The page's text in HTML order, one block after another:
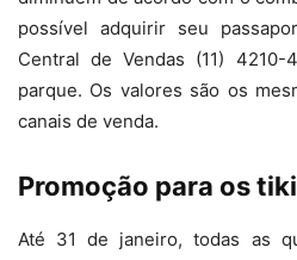
possível adquirir seu
Central de Vendas (11)
parque. Os valores são os
canais de venda.
Promoção para os
Até 31 de janeiro, todas as